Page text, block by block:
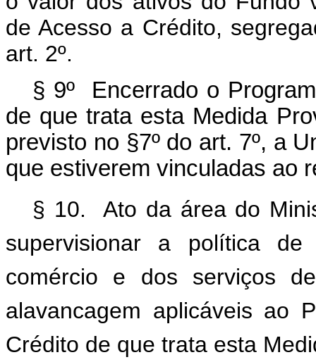
de Acesso a Crédito,
art. 2º.
§ 9º Encerrado o
de que trata esta Medida
previsto no §7º do art. 7º, a
que estiverem vinculadas ao
§ 10. Ato da área do
supervisionar a política de
comércio e dos serviços
alavancagem aplicáveis ao
Crédito de que trata esta